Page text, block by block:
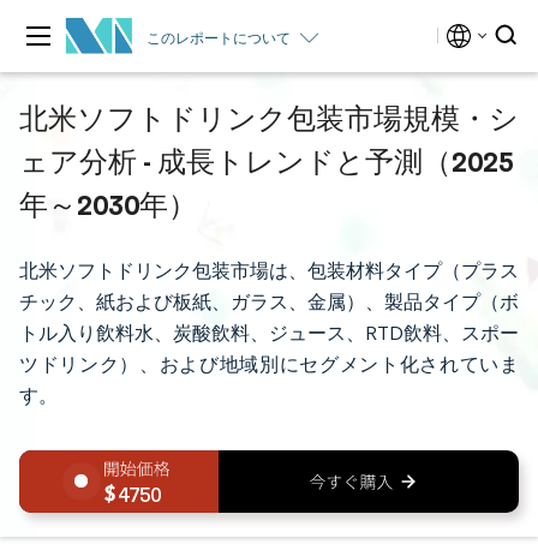
このレポートについて
北米ソフトドリンク包装市場規模・シ
ェア分析 - 成長トレンドと予測（2025
年～2030年）
北米ソフトドリンク包装市場は、包装材料タイプ（プラス
チック、紙および板紙、ガラス、金属）、製品タイプ（ボ
トル入り飲料水、炭酸飲料、ジュース、RTD飲料、スポー
ツドリンク）、および地域別にセグメント化されていま
す。
4750